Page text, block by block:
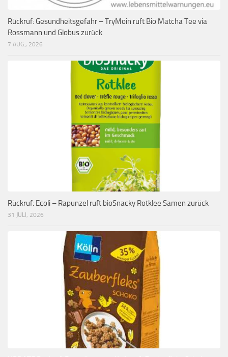
Rückruf: Gesundheitsgefahr – TryMoin ruft Bio Matcha Tee via
Rossmann und Globus zurück
7 AUG., 2026
Rückruf: Ecoli – Rapunzel ruft bioSnacky Rotklee Samen zurück
31 JULI, 2026